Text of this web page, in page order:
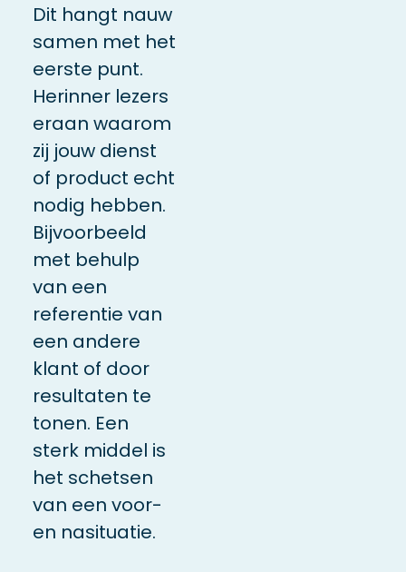
Dit hangt nauw
samen met het
eerste punt.
Herinner lezers
eraan waarom
zij jouw dienst
of product echt
nodig hebben.
Bijvoorbeeld
met behulp
van een
referentie van
een andere
klant of door
resultaten te
tonen. Een
sterk middel is
het schetsen
van een voor-
en nasituatie.